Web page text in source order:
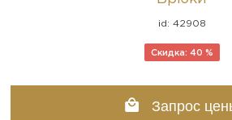
id: 42908
Скидка: 40 %
Запрос